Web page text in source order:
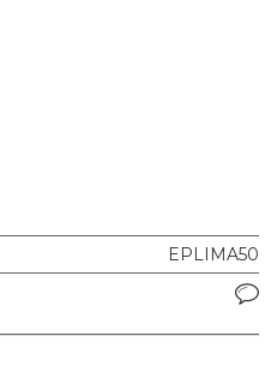
EPLIMA50